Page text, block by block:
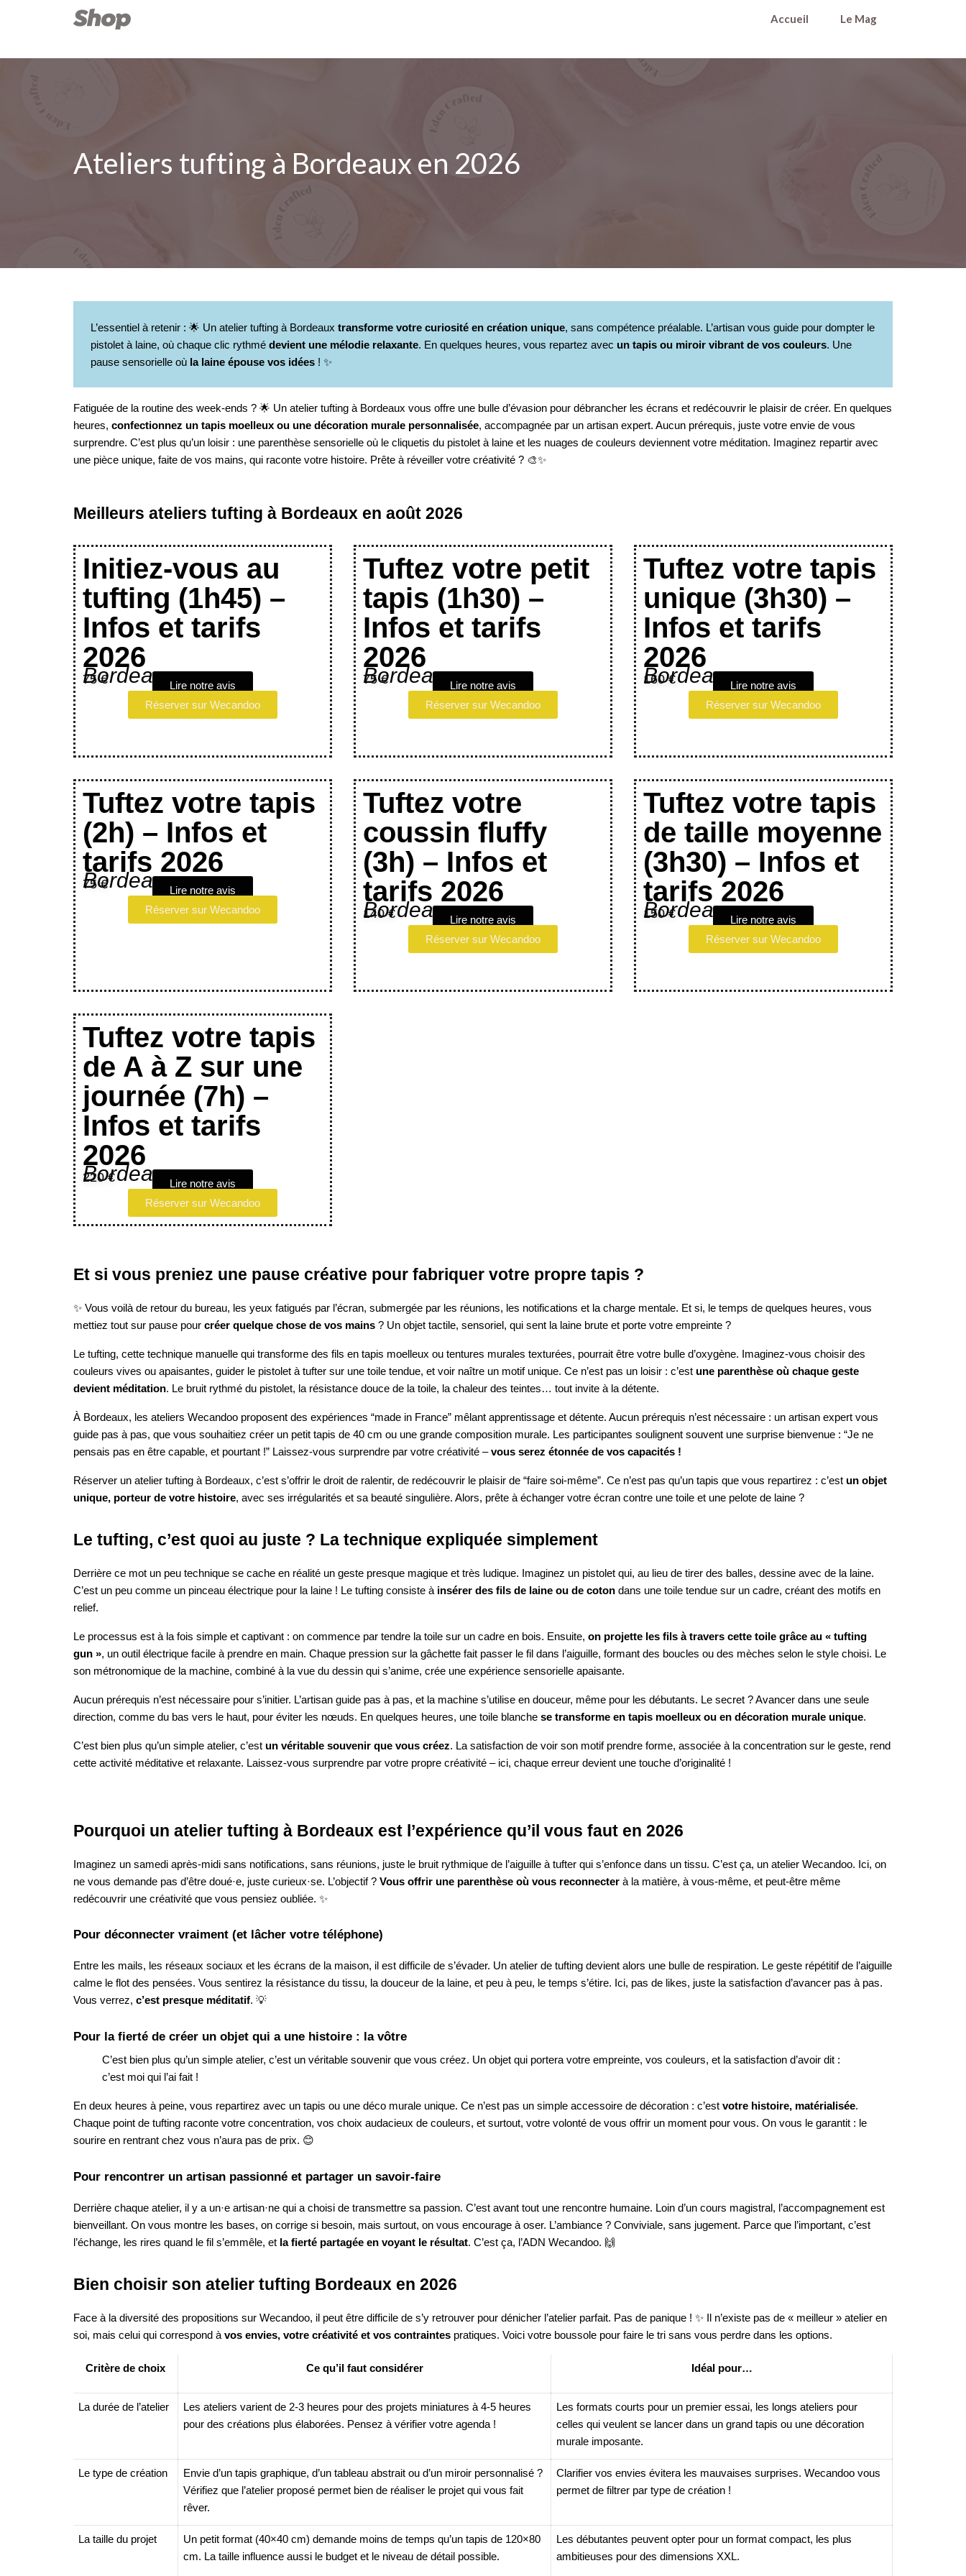
Accueil Le Mag
Ateliers tufting à Bordeaux en 2026
L’essentiel à retenir : 🌟 Un atelier tufting à Bordeaux transforme votre curiosité en création unique, sans compétence préalable. L’artisan vous guide pour dompter le
pistolet à laine, où chaque clic rythmé devient une mélodie relaxante. En quelques heures, vous repartez avec un tapis ou miroir vibrant de vos couleurs. Une
pause sensorielle où la laine épouse vos idées ! ✨
Fatiguée de la routine des week-ends ? 🌟 Un atelier tufting à Bordeaux vous offre une bulle d’évasion pour débrancher les écrans et redécouvrir le plaisir de créer. En quelques
heures, confectionnez un tapis moelleux ou une décoration murale personnalisée, accompagnée par un artisan expert. Aucun prérequis, juste votre envie de vous
surprendre. C’est plus qu’un loisir : une parenthèse sensorielle où le cliquetis du pistolet à laine et les nuages de couleurs deviennent votre méditation. Imaginez repartir avec
une pièce unique, faite de vos mains, qui raconte votre histoire. Prête à réveiller votre créativité ? 🎨✨
Meilleurs ateliers tufting à Bordeaux en août 2026
Initiez-vous au
tufting (1h45) –
Infos et tarifs
2026
Bordeaux
75 €
Lire notre avis
Réserver sur Wecandoo
Tuftez votre petit
tapis (1h30) –
Infos et tarifs
2026
Bordeaux
75 €
Lire notre avis
Réserver sur Wecandoo
Tuftez votre tapis
unique (3h30) –
Infos et tarifs
2026
Bordeaux
160 €
Lire notre avis
Réserver sur Wecandoo
Tuftez votre tapis
(2h) – Infos et
tarifs 2026
Bordeaux
75 €
Lire notre avis
Réserver sur Wecandoo
Tuftez votre
coussin fluffy
(3h) – Infos et
tarifs 2026
Bordeaux
140 €
Lire notre avis
Réserver sur Wecandoo
Tuftez votre tapis
de taille moyenne
(3h30) – Infos et
tarifs 2026
Bordeaux
150 €
Lire notre avis
Réserver sur Wecandoo
Tuftez votre tapis
de A à Z sur une
journée (7h) –
Infos et tarifs
2026
Bordeaux
220 €
Lire notre avis
Réserver sur Wecandoo
Et si vous preniez une pause créative pour fabriquer votre propre tapis ?
✨ Vous voilà de retour du bureau, les yeux fatigués par l’écran, submergée par les réunions, les notifications et la charge mentale. Et si, le temps de quelques heures, vous
mettiez tout sur pause pour créer quelque chose de vos mains ? Un objet tactile, sensoriel, qui sent la laine brute et porte votre empreinte ?
Le tufting, cette technique manuelle qui transforme des fils en tapis moelleux ou tentures murales texturées, pourrait être votre bulle d’oxygène. Imaginez-vous choisir des
couleurs vives ou apaisantes, guider le pistolet à tufter sur une toile tendue, et voir naître un motif unique. Ce n’est pas un loisir : c’est une parenthèse où chaque geste
devient méditation. Le bruit rythmé du pistolet, la résistance douce de la toile, la chaleur des teintes… tout invite à la détente.
À Bordeaux, les ateliers Wecandoo proposent des expériences “made in France” mêlant apprentissage et détente. Aucun prérequis n’est nécessaire : un artisan expert vous
guide pas à pas, que vous souhaitiez créer un petit tapis de 40 cm ou une grande composition murale. Les participantes soulignent souvent une surprise bienvenue : “Je ne
pensais pas en être capable, et pourtant !” Laissez-vous surprendre par votre créativité –vous serez étonnée de vos capacités !
Réserver un atelier tufting à Bordeaux, c’est s’offrir le droit de ralentir, de redécouvrir le plaisir de “faire soi-même”. Ce n’est pas qu’un tapis que vous repartirez : c’est un objet
unique, porteur de votre histoire, avec ses irrégularités et sa beauté singulière. Alors, prête à échanger votre écran contre une toile et une pelote de laine ?
Le tufting, c’est quoi au juste ? La technique expliquée simplement
Derrière ce mot un peu technique se cache en réalité un geste presque magique et très ludique. Imaginez un pistolet qui, au lieu de tirer des balles, dessine avec de la laine.
C’est un peu comme un pinceau électrique pour la laine ! Le tufting consiste à insérer des fils de laine ou de coton dans une toile tendue sur un cadre, créant des motifs en
relief.
Le processus est à la fois simple et captivant : on commence par tendre la toile sur un cadre en bois. Ensuite, on projette les fils à travers cette toile grâce au « tufting
gun », un outil électrique facile à prendre en main. Chaque pression sur la gâchette fait passer le fil dans l’aiguille, formant des boucles ou des mèches selon le style choisi. Le
son métronomique de la machine, combiné à la vue du dessin qui s’anime, crée une expérience sensorielle apaisante.
Aucun prérequis n’est nécessaire pour s’initier. L’artisan guide pas à pas, et la machine s’utilise en douceur, même pour les débutants. Le secret ? Avancer dans une seule
direction, comme du bas vers le haut, pour éviter les nœuds. En quelques heures, une toile blanche se transforme en tapis moelleux ou en décoration murale unique.
C’est bien plus qu’un simple atelier, c’est un véritable souvenir que vous créez. La satisfaction de voir son motif prendre forme, associée à la concentration sur le geste, rend
cette activité méditative et relaxante. Laissez-vous surprendre par votre propre créativité – ici, chaque erreur devient une touche d’originalité !
Pourquoi un atelier tufting à Bordeaux est l’expérience qu’il vous faut en 2026
Imaginez un samedi après-midi sans notifications, sans réunions, juste le bruit rythmique de l’aiguille à tufter qui s’enfonce dans un tissu. C’est ça, un atelier Wecandoo. Ici, on
ne vous demande pas d’être doué·e, juste curieux·se. L’objectif ? Vous offrir une parenthèse où vous reconnecter à la matière, à vous-même, et peut-être même
redécouvrir une créativité que vous pensiez oubliée. ✨
Pour déconnecter vraiment (et lâcher votre téléphone)
Entre les mails, les réseaux sociaux et les écrans de la maison, il est difficile de s’évader. Un atelier de tufting devient alors une bulle de respiration. Le geste répétitif de l’aiguille
calme le flot des pensées. Vous sentirez la résistance du tissu, la douceur de la laine, et peu à peu, le temps s’étire. Ici, pas de likes, juste la satisfaction d’avancer pas à pas.
Vous verrez, c’est presque méditatif. 💡
Pour la fierté de créer un objet qui a une histoire : la vôtre
C’est bien plus qu’un simple atelier, c’est un véritable souvenir que vous créez. Un objet qui portera votre empreinte, vos couleurs, et la satisfaction d’avoir dit :
c’est moi qui l’ai fait !
En deux heures à peine, vous repartirez avec un tapis ou une déco murale unique. Ce n’est pas un simple accessoire de décoration : c’est votre histoire, matérialisée.
Chaque point de tufting raconte votre concentration, vos choix audacieux de couleurs, et surtout, votre volonté de vous offrir un moment pour vous. On vous le garantit : le
sourire en rentrant chez vous n’aura pas de prix. 😊
Pour rencontrer un artisan passionné et partager un savoir-faire
Derrière chaque atelier, il y a un·e artisan·ne qui a choisi de transmettre sa passion. C’est avant tout une rencontre humaine. Loin d’un cours magistral, l’accompagnement est
bienveillant. On vous montre les bases, on corrige si besoin, mais surtout, on vous encourage à oser. L’ambiance ? Conviviale, sans jugement. Parce que l’important, c’est
l’échange, les rires quand le fil s’emmêle, et la fierté partagée en voyant le résultat. C’est ça, l’ADN Wecandoo. 🙌
Bien choisir son atelier tufting Bordeaux en 2026
Face à la diversité des propositions sur Wecandoo, il peut être difficile de s’y retrouver pour dénicher l’atelier parfait. Pas de panique ! ✨ Il n’existe pas de « meilleur » atelier en
soi, mais celui qui correspond à vos envies, votre créativité et vos contraintes pratiques. Voici votre boussole pour faire le tri sans vous perdre dans les options.
Critère de choix Ce qu’il faut considérer Idéal pour…
La durée de l’atelier
Les ateliers varient de 2-3 heures pour des projets miniatures à 4-5 heures
pour des créations plus élaborées. Pensez à vérifier votre agenda !
Les formats courts pour un premier essai, les longs ateliers pour
celles qui veulent se lancer dans un grand tapis ou une décoration
murale imposante.
Le type de création
Envie d’un tapis graphique, d’un tableau abstrait ou d’un miroir personnalisé ?
Vérifiez que l’atelier proposé permet bien de réaliser le projet qui vous fait
rêver.
Clarifier vos envies évitera les mauvaises surprises. Wecandoo vous
permet de filtrer par type de création !
La taille du projet
Un petit format (40×40 cm) demande moins de temps qu’un tapis de 120×80
cm. La taille influence aussi le budget et le niveau de détail possible.
Les débutantes peuvent opter pour un format compact, les plus
ambitieuses pour des dimensions XXL.